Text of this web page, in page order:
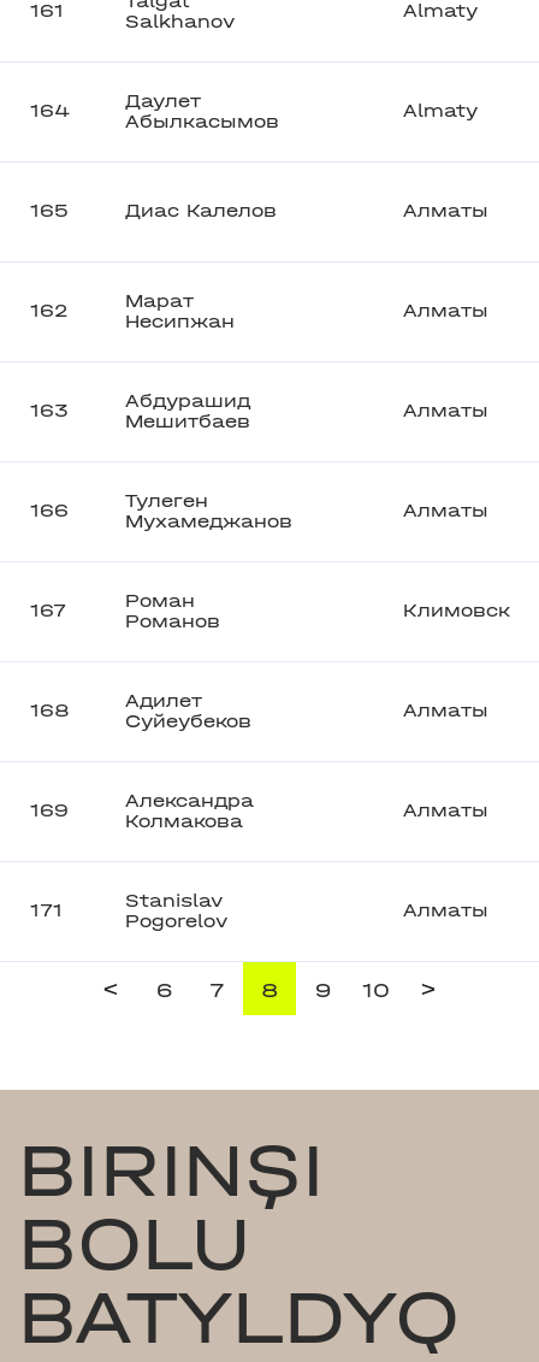
161
Salkhanov
Almaty
164
Даулет
Абылкасымов
Almaty
165 Диас Калелов Алматы
162
Марат
Несипжан
Алматы
163
Абдурашид
Мешитбаев
Алматы
166
Тулеген
Мухамеджанов
Алматы
167
Роман
Романов
Климовск
168
Адилет
Суйеубеков
Алматы
169
Александра
Колмакова
Алматы
171
Stanislav
Pogorelov
Алматы
< 6 7 8 9 10 >
BIRINŞI
BOLU
BATYLDYQ